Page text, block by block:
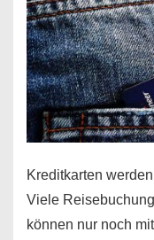
Kreditkarten
Viele
können nur noch